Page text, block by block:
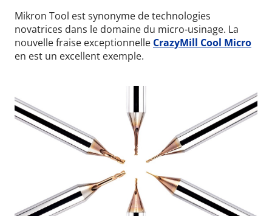
Mikron Tool est synonyme de technologies
novatrices dans le domaine du micro-usinage. La
nouvelle fraise exceptionnelle CrazyMill Cool Micro
en est un excellent exemple.